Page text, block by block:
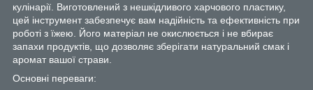
кулінарії. Виготовлений з нешкідливого харчового пластику,
цей інструмент забезпечує вам надійність та ефективність при
роботі з їжею. Його матеріал не окислюється і не вбирає
запахи продуктів, що дозволяє зберігати натуральний смак і
аромат вашої страви.
Основні переваги: